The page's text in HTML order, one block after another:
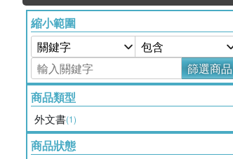
縮小範圍
篩選商品
商品類型
外文書(1)
商品狀態